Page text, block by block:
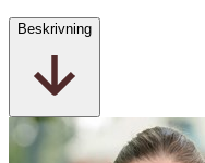
Beskrivning